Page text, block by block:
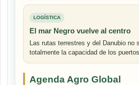
LOGÍSTICA
El mar Negro vuelve al centro
Las rutas terrestres y del Danubio no
totalmente la capacidad de los
Agenda Agro Global